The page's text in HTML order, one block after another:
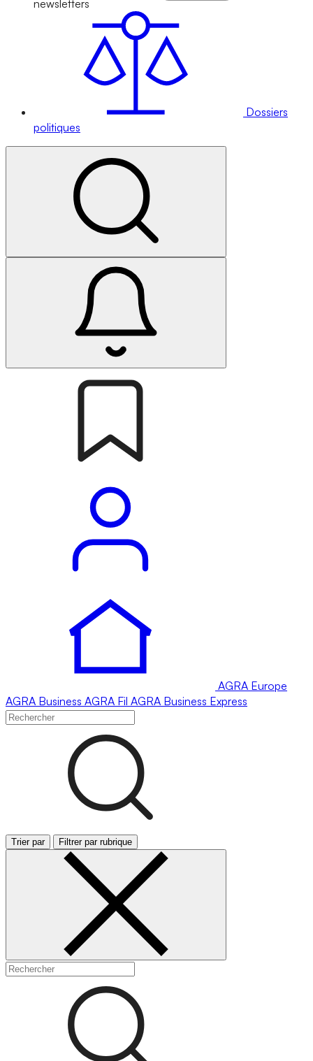
newsletters
Dossiers
politiques
AGRA Europe
AGRA Business AGRA Fil AGRA Business Express
Trier par Filtrer par rubrique